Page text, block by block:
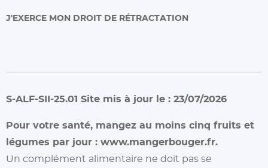
J'EXERCE MON DROIT DE RÉTRACTATION
S-ALF-SII-25.01 Site mis à jour le : 23/07/2026
Pour votre santé, mangez au moins cinq fruits et
légumes par jour : www.mangerbouger.fr.
Un complément alimentaire ne doit pas se